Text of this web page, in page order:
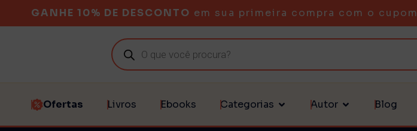
GANHE 10% DE DESCONTO em sua primeira compra com o cupom
Ofertas Livros Ebooks Categorias Autor Blog